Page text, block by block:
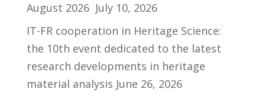
August 2026 July 10, 2026
IT-FR cooperation in Heritage Science:
the 10th event dedicated to the latest
research developments in heritage
material analysis June 26, 2026